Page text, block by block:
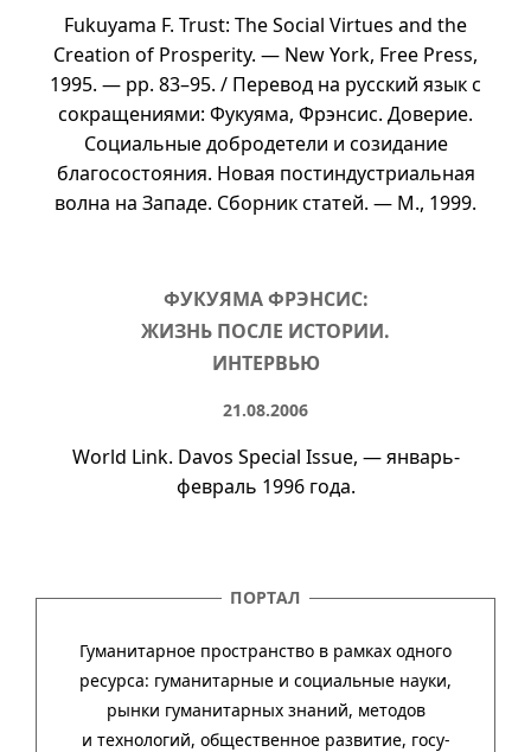
Fukuyama F. Trust: The Social Virtues and the
Creation of Prosperity. — New York, Free Press,
1995. — pp. 83–95. / Перевод на русский язык с
сокращениями: Фукуяма, Фрэнсис. Доверие.
Социальные добродетели и созидание
благосостояния. Новая постиндустриальная
волна на Западе. Сборник статей. — М., 1999.
ФУКУЯМА ФРЭНСИС:
ЖИЗНЬ ПОСЛЕ ИСТОРИИ.
ИНТЕРВЬЮ
21.08.2006
World Link. Davos Special Issue, — январь-
февраль 1996 года.
ПОРТАЛ
Гуманитарное пространство в рамках одного
ресурса: гума­ни­тар­ные и соци­аль­ные науки,
рынки гума­ни­тар­ных зна­ний, методов
и техно­ло­гий, обще­ст­вен­ное раз­ви­тие, госу­